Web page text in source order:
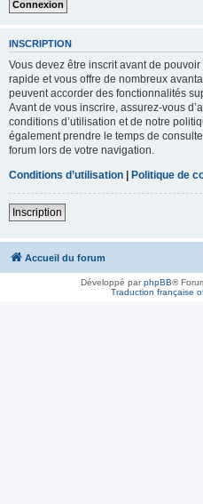
INSCRIPTION
Vous devez être inscrit avant de
rapide et vous offre de nombreux
peuvent accorder des fonctionnalités
Avant de vous inscrire, assurez-vous
conditions d’utilisation et de notre
également prendre le temps de
forum lors de votre navigation.
Conditions d’utilisation | Politique de
Inscription
Accueil du forum
Développé parphpBB®
Traduction française